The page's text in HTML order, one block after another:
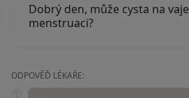
Dobrý den, může cysta na
menstruaci?
ODPOVĚĎ LÉKAŘE: